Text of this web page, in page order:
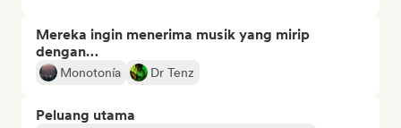
Mereka ingin menerima musik yang mirip
dengan…
Monotonía Dr Tenz
Peluang utama